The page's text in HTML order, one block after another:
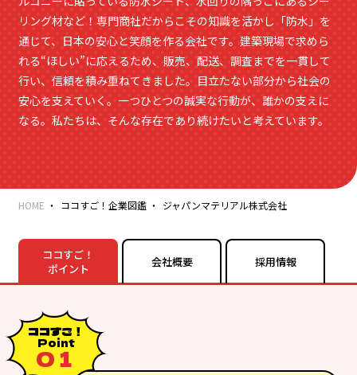
リング材など！専門商社だからこその知識を活かし「防水」を
通じて、日本の安心と笑顔を作る会社です。建築現場で求めら
れる“ほしい”に応えるため、販売、配送、調査までを一貫して
行い、信頼を積み重ねてきました。目立たない部分から社会の
安心を支えていく。一つひとつの誠実な行動が、誰かの支えに
なる。私たちは、そんな存在であり続けたいと考えています。
HOME ココすご！企業図鑑 ジャパンマテリアル株式会社
ココすご！
ポイント
会社概要 採用情報
ココすご！
Point
０１